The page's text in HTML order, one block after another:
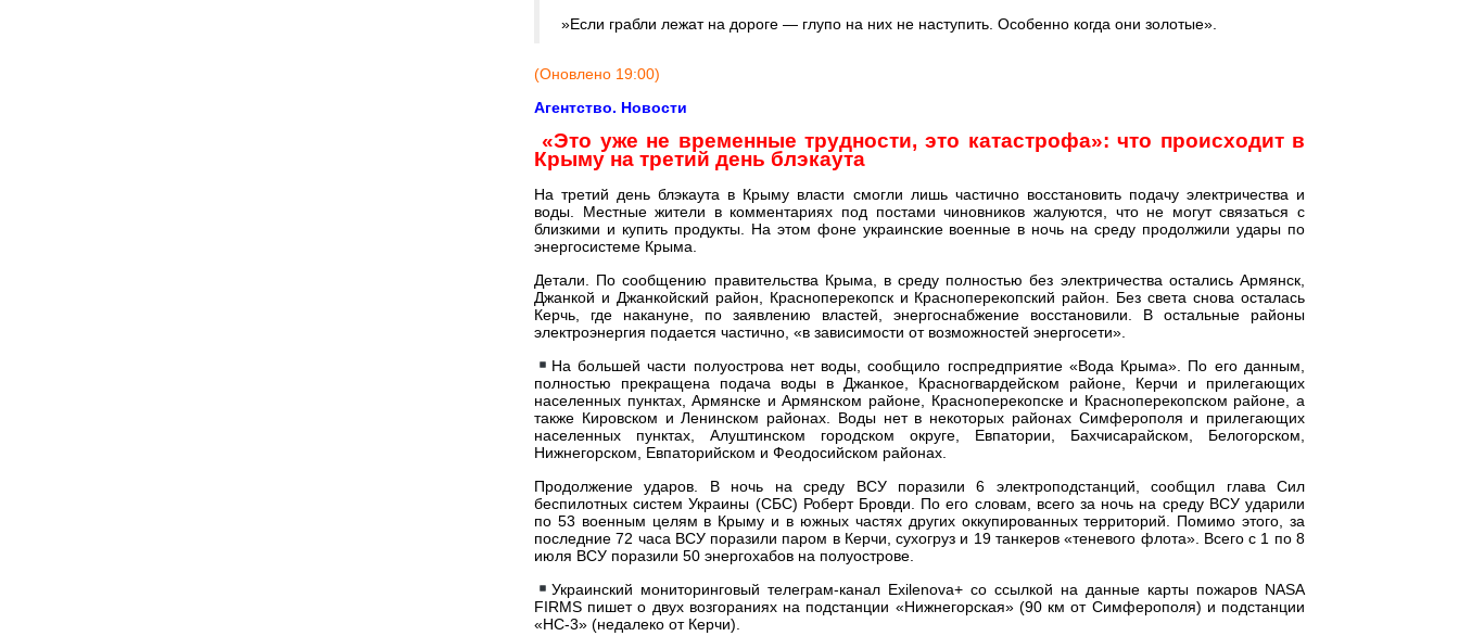
​»Если грабли лежат на дороге — глупо на них не наступить. Особенно когда они золотые».
(Оновлено 19:00)
Агентство. Новости
«Это уже не временные трудности, это катастрофа»: что происходит в
Крыму на третий день блэкаута
На третий день блэкаута в Крыму власти смогли лишь частично восстановить подачу электричества и
воды. Местные жители в комментариях под постами чиновников жалуются, что не могут связаться с
близкими и купить продукты. На этом фоне украинские военные в ночь на среду продолжили удары по
энергосистеме Крыма.
Детали. По сообщению правительства Крыма, в среду полностью без электричества остались Армянск,
Джанкой и Джанкойский район, Красноперекопск и Красноперекопский район. Без света снова осталась
Керчь, где накануне, по заявлению властей, энергоснабжение восстановили. В остальные районы
электроэнергия подается частично, «в зависимости от возможностей энергосети».
На большей части полуострова нет воды, сообщило госпредприятие «Вода Крыма». По его данным,
полностью прекращена подача воды в Джанкое, Красногвардейском районе, Керчи и прилегающих
населенных пунктах, Армянске и Армянском районе, Красноперекопске и Красноперекопском районе, а
также Кировском и Ленинском районах. Воды нет в некоторых районах Симферополя и прилегающих
населенных пунктах, Алуштинском городском округе, Евпатории, Бахчисарайском, Белогорском,
Нижнегорском, Евпаторийском и Феодосийском районах.
Продолжение ударов. В ночь на среду ВСУ поразили 6 электроподстанций, сообщил глава Сил
беспилотных систем Украины (СБС) Роберт Бровди. По его словам, всего за ночь на среду ВСУ ударили
по 53 военным целям в Крыму и в южных частях других оккупированных территорий. Помимо этого, за
последние 72 часа ВСУ поразили паром в Керчи, сухогруз и 19 танкеров «теневого флота». Всего с 1 по 8
июля ВСУ поразили 50 энергохабов на полуострове.
Украинский мониторинговый телеграм-канал Exilenova+ со ссылкой на данные карты пожаров NASA
FIRMS пишет о двух возгораниях на подстанции «Нижнегорская» (90 км от Симферополя) и подстанции
«НС-3» (недалеко от Керчи).